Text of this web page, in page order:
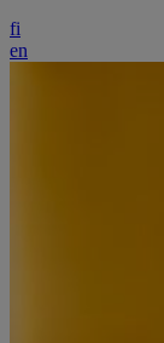
fi
en